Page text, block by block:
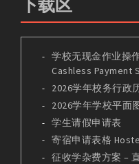
下载区
学校无现金作业操
Cashless Payment
2026学年校务行政
2026学年学校平面
学生请假申请表
寄宿申请表格
征收学杂费方案 –